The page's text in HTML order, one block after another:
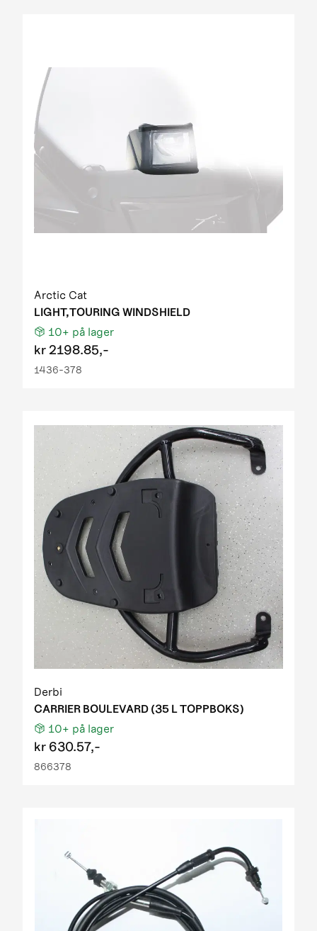
Arctic Cat
LIGHT,TOURING WINDSHIELD
10+ på lager
kr 2198.85,-
1436-378
Derbi
CARRIER BOULEVARD (35 L TOPPBOKS)
10+ på lager
kr 630.57,-
866378